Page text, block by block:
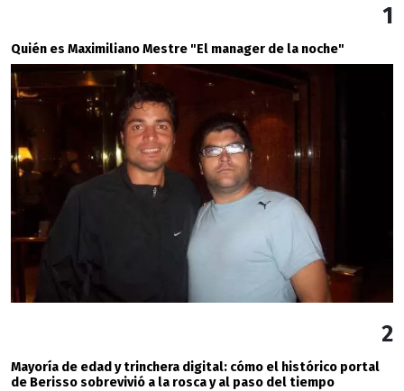
1
Quién es Maximiliano Mestre "El manager de la noche"
2
Mayoría de edad y trinchera digital: cómo el histórico portal
de Berisso sobrevivió a la rosca y al paso del tiempo